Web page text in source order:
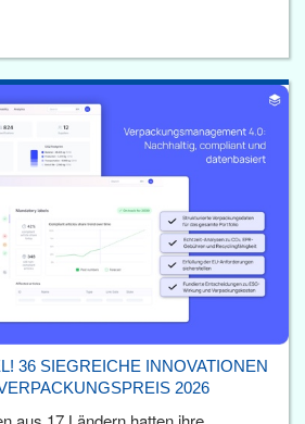
36 SIEGREICHE INNOVATIONEN
2026